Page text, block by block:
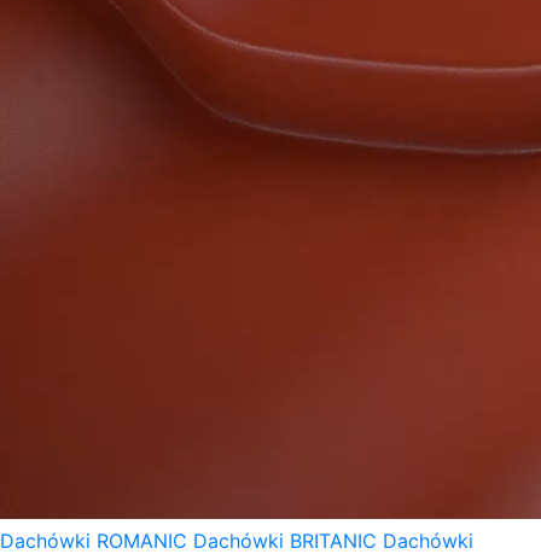
Dachówki ROMANIC Dachówki BRITANIC Dachówki